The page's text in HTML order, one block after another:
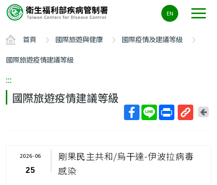
要
容
ALT+C
EN
首頁 國際旅遊與健康
國際疫情及建議等級
國際旅遊疫情建議等級
:::
國際旅遊疫情建議等級
網
回
剛果⺠主共和/烏⼲達-伊波拉病毒
感染
2026-06
25